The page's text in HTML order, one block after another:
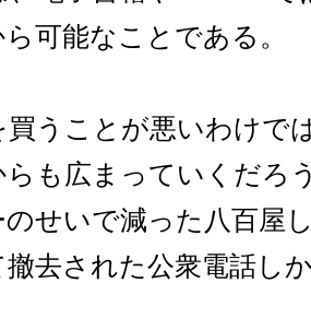
可能なことである。
うことが悪いわけで
も広まっていくだろ
せいで減った八百屋
去された公衆電話し